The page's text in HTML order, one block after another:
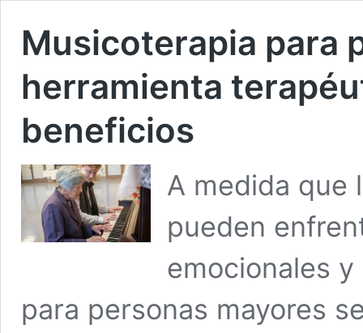
Musicoterapia para
herramienta
beneficios
A medida que
pueden
emocionales
para personas mayores